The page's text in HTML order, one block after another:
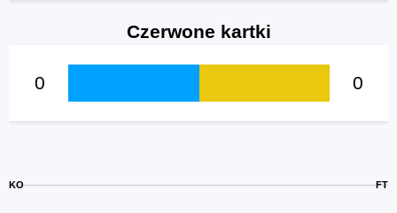
Czerwone kartki
0 0
KO FT